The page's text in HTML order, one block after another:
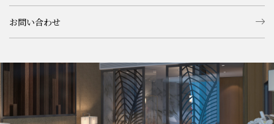
お問い合わせ